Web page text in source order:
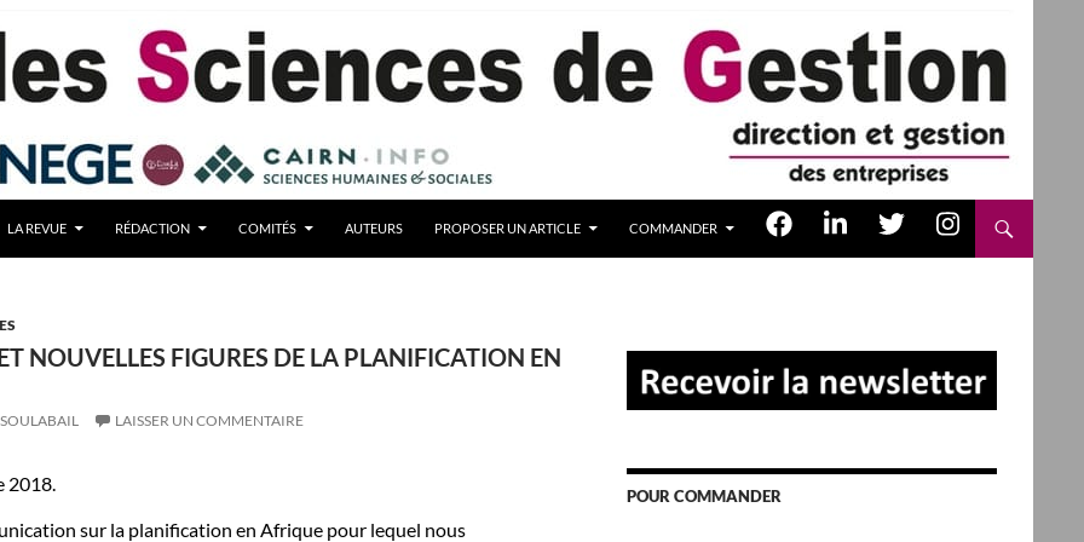
LA REVUE RÉDACTION COMITÉS AUTEURS PROPOSER UN ARTICLE COMMANDER
NOUVELLES FIGURES DE LA PLANIFICATION EN
LAISSER UN COMMENTAIRE
2018.
sur la planification en Afrique pour lequel nous
POUR COMMANDER